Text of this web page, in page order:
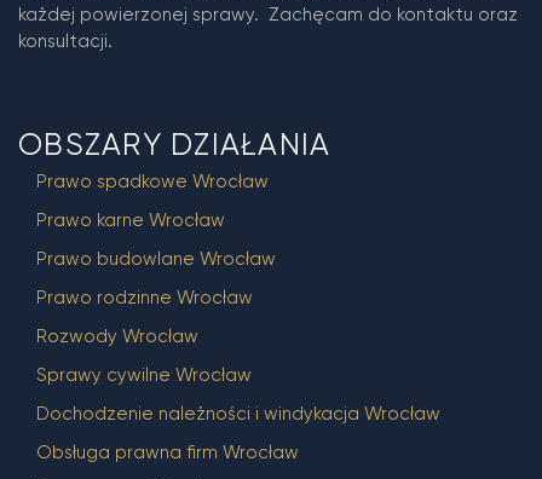
każdej powierzonej sprawy. Zachęcam do kontaktu oraz
konsultacji.
OBSZARY DZIAŁANIA
Prawo spadkowe Wrocław
Prawo karne Wrocław
Prawo budowlane Wrocław
Prawo rodzinne Wrocław
Rozwody Wrocław
Sprawy cywilne Wrocław
Dochodzenie należności i windykacja Wrocław
Obsługa prawna firm Wrocław